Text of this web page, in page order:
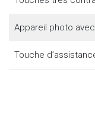
Appareil photo
Touche